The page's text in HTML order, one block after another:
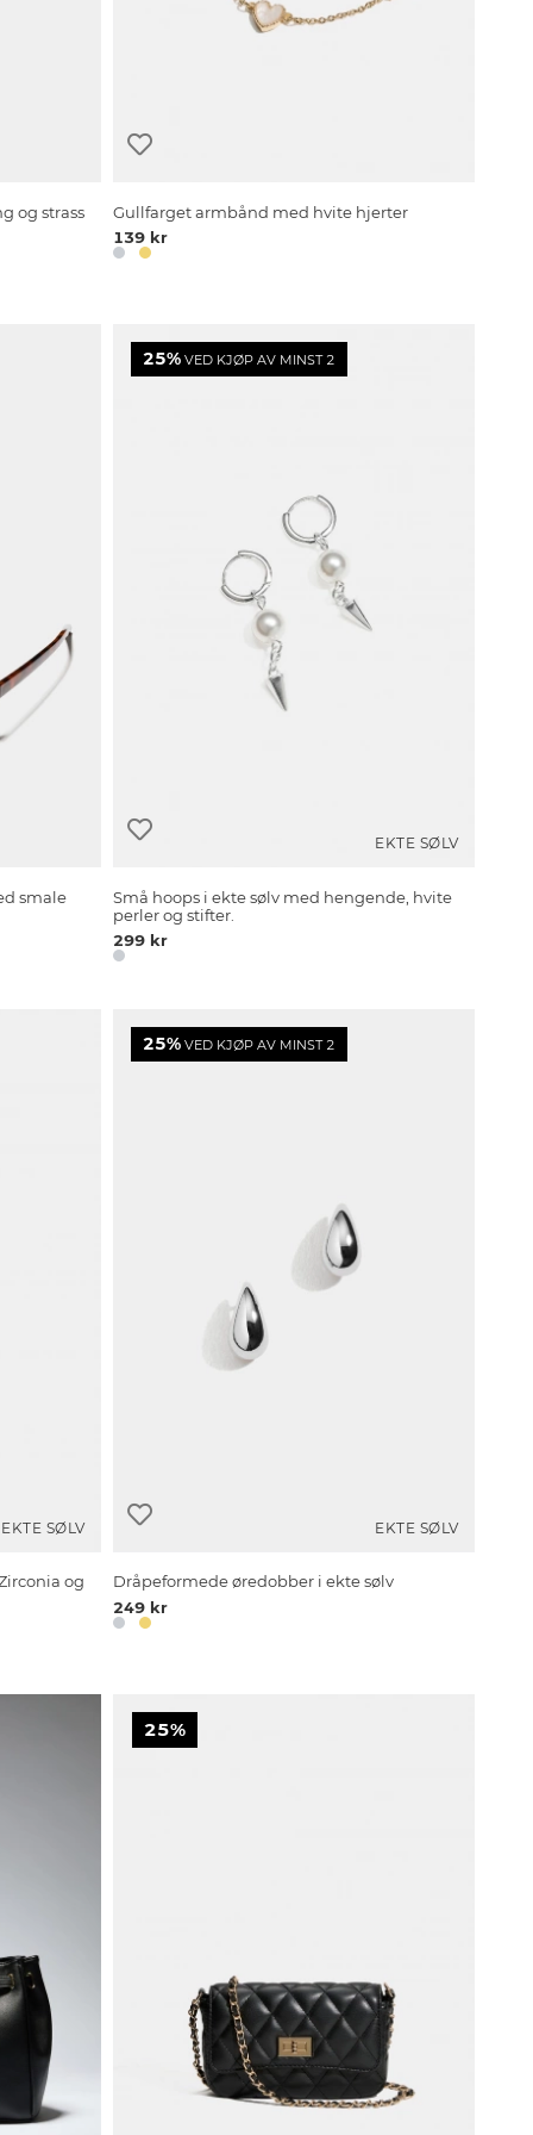
og strass
Gullfarget armbånd med hvite hjerter
139 kr
smale
25% VED KJØP AV MINST 2
EKTE SØLV
Små hoops i ekte sølv med hengende, hvite
perler og stifter.
299 kr
EKTE SØLV
og
25% VED KJØP AV MINST 2
EKTE SØLV
Dråpeformede øredobber i ekte sølv
249 kr
25%